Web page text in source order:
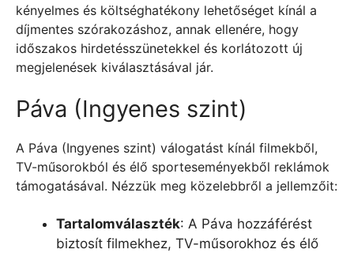
kényelmes és költséghatékony lehetőséget kínál a
díjmentes szórakozáshoz, annak ellenére, hogy
időszakos hirdetésszünetekkel és korlátozott új
megjelenések kiválasztásával jár.
Páva (Ingyenes szint)
A Páva (Ingyenes szint) válogatást kínál filmekből,
TV-műsorokból és élő sporteseményekből reklámok
támogatásával. Nézzük meg közelebbről a jellemzőit:
Tartalomválaszték: A Páva hozzáférést
biztosít filmekhez, TV-műsorokhoz és élő